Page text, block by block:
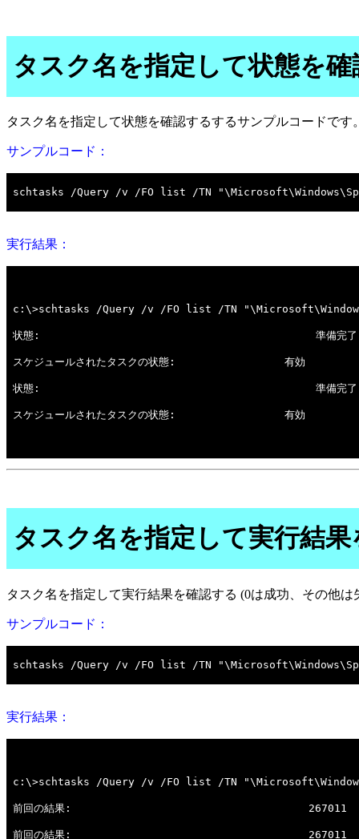
タスク名を指定して状態を
タスク名を指定して状態を確認するするサンプルコードです
サンプルコード：
実行結果：
タスク名を指定して実行結
タスク名を指定して実行結果を確認する (0は成功、その他
サンプルコード：
実行結果：